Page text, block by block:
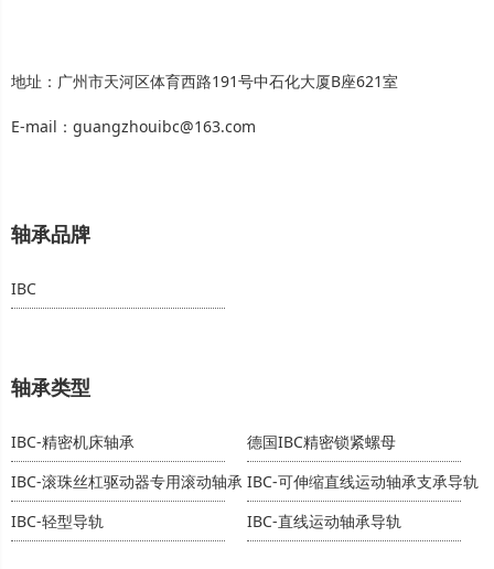
地址：广州市天河区体育西路191号中石化大厦B座621室
E-mail：guangzhouibc@163.com
轴承品牌
IBC
轴承类型
IBC-精密机床轴承
德国IBC精密锁紧螺母
IBC-滚珠丝杠驱动器专用滚动轴承 IBC-可伸缩直线运动轴承支承导轨
IBC-轻型导轨
IBC-直线运动轴承导轨